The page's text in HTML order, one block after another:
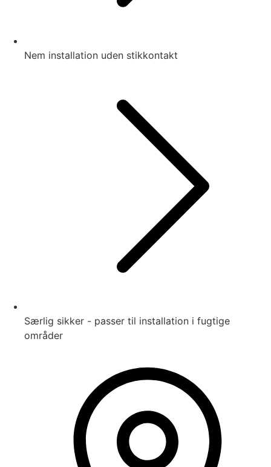
Nem installation uden stikkontakt
Særlig sikker - passer til installation i fugtige
områder